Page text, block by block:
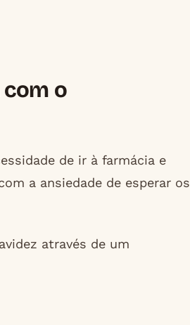
com o
de ir à farmácia e
a ansiedade de esperar os
através de um